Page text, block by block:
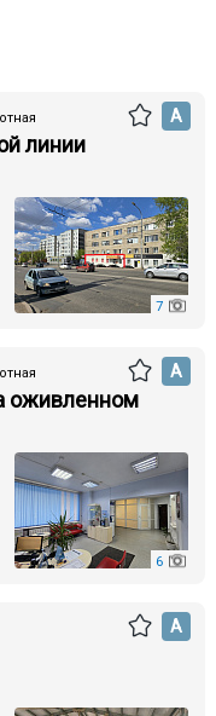
линии
А
7
оживленном
А
6
А